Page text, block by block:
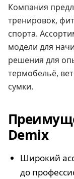
Компания
тренировок,
спорта.
модели для
решения для
термобельё,
сумки.
Demix
Широкий
до